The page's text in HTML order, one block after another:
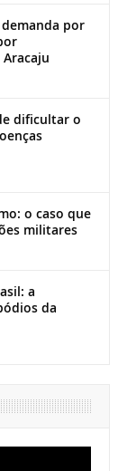
por
dificultar o
o caso que
militares
a
da